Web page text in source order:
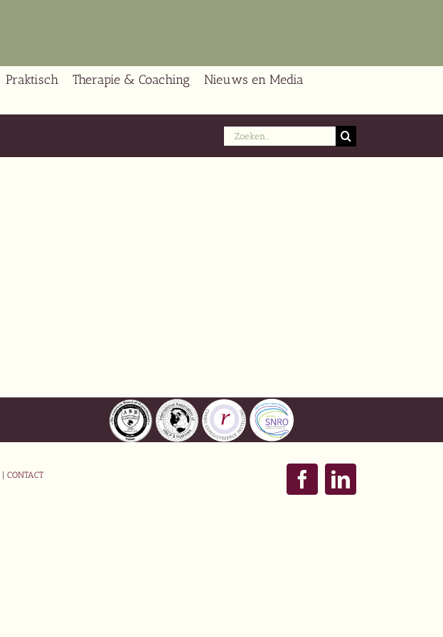
Praktisch Therapie & Coaching
Nieuws en Media
Zoeken
naar:
CONTACT
FacebookLinkedIn